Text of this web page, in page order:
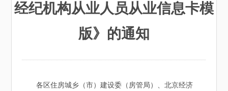
经纪机构从业人员从业信息卡模
版》的通知
各区住房城乡（市）建设委（房管局）、北京经济